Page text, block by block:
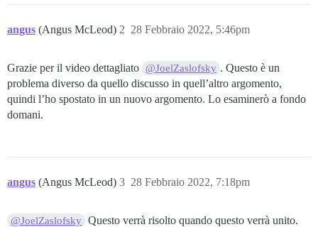
angus (Angus McLeod) 28 Febbraio 2022, 5:46pm
2
Grazie per il video dettagliato @JoelZaslofsky . Questo è un
problema diverso da quello discusso in quell’altro argomento,
quindi l’ho spostato in un nuovo argomento. Lo esaminerò a fondo
domani.
angus (Angus McLeod) 28 Febbraio 2022, 7:18pm
3
@JoelZaslofsky Questo verrà risolto quando questo verrà unito.